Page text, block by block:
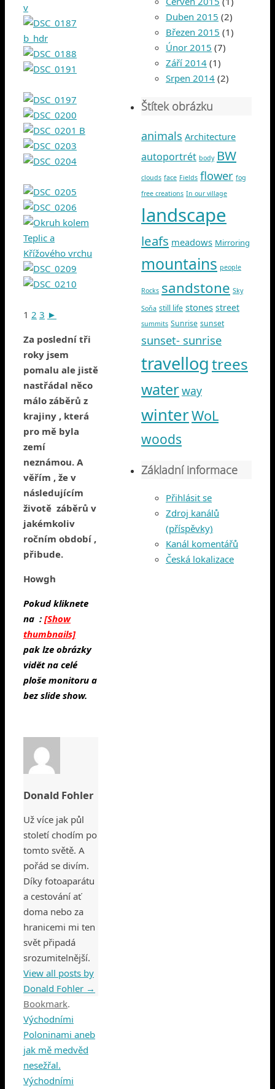
1 2 3 ►
Za poslední tři
roky jsem
pomalu ale jistě
nastřádal něco
málo záběrů z
krajiny , která
pro mě byla
zemí
neznámou. A
věřím , že v
následujícím
životě záběrů v
jakémkoliv
ročním období ,
přibude.
Howgh
Pokud kliknete
na : [Show
thumbnails]
pak lze obrázky
vidět na celé
ploše monitoru a
bez slide show.
Donald Fohler
Už více jak půl
století chodím po
tomto světě. A
pořád se divím.
Díky fotoaparátu
a cestování ať
doma nebo za
hranicemi mi ten
svět připadá
srozumitelnější.
View all posts by
Donald Fohler →
Bookmark.
Východními
Poloninami aneb
jak mě medvěd
nesežřal.
Východními
Duben 2015 (2)
Březen 2015 (1)
Únor 2015 (7)
Září 2014 (1)
Srpen 2014 (2)
Štítek obrázku
animals Architecture
autoportrét body BW
clouds face Fields flower fog
free creations In our village
landscape
leafs meadows Mirroring
mountains people
Rocks sandstone Sky
Soňa still life stones street
summits Sunrise sunset
sunset- sunrise
travellogtrees
waterway
winterWoL
woods
Základní informace
Přihlásit se
Zdroj kanálů
(příspěvky)
Kanál komentářů
Česká lokalizace